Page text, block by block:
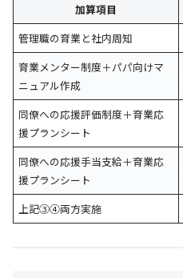
加算項目
管理職の育業と社内周知
育業メンター制度＋パパ向けマ
ニュアル作成
同僚への応援評価制度＋育業応
援プランシート
同僚への応援手当支給＋育業応
援プランシート
上記③④両方実施